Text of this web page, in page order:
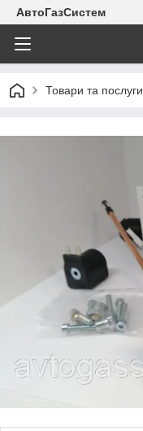
АвтоГазСистем
Товари та послуги